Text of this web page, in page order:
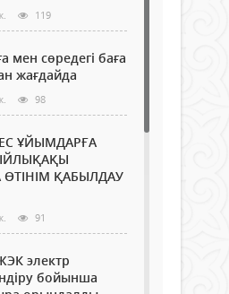
119
мен сөредегі баға
жағдайда
98
ҰЙЫМДАРҒА
ҚАБЫЛДАУ
91
электр
бойынша